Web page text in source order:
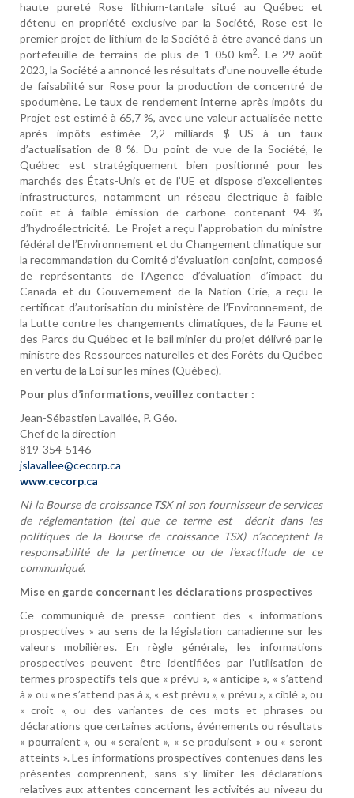
haute pureté Rose lithium-tantale situé au Québec et
détenu en propriété exclusive par la Société, Rose est le
premier projet de lithium de la Société à être avancé dans un
portefeuille de terrains de plus de 1 050 km2. Le 29 août
2023, la Société a annoncé les résultats d’une nouvelle étude
de faisabilité sur Rose pour la production de concentré de
spodumène. Le taux de rendement interne après impôts du
Projet est estimé à 65,7 %, avec une valeur actualisée nette
après impôts estimée 2,2 milliards $ US à un taux
d’actualisation de 8 %. Du point de vue de la Société, le
Québec est stratégiquement bien positionné pour les
marchés des États-Unis et de l’UE et dispose d’excellentes
infrastructures, notamment un réseau électrique à faible
coût et à faible émission de carbone contenant 94 %
d’hydroélectricité. Le Projet a reçu l’approbation du ministre
fédéral de l’Environnement et du Changement climatique sur
la recommandation du Comité d’évaluation conjoint, composé
de représentants de l’Agence d’évaluation d’impact du
Canada et du Gouvernement de la Nation Crie, a reçu le
certificat d’autorisation du ministère de l’Environnement, de
la Lutte contre les changements climatiques, de la Faune et
des Parcs du Québec et le bail minier du projet délivré par le
ministre des Ressources naturelles et des Forêts du Québec
en vertu de la Loi sur les mines (Québec).
Pour plus d’informations, veuillez contacter :
Jean-Sébastien Lavallée, P. Géo.
Chef de la direction
819-354-5146
jslavallee@cecorp.ca
www.cecorp.ca
Ni la Bourse de croissance TSX ni son fournisseur de services
de réglementation (tel que ce terme est décrit dans les
politiques de la Bourse de croissance TSX) n’acceptent la
responsabilité de la pertinence ou de l’exactitude de ce
communiqué.
Mise en garde concernant les déclarations prospectives
Ce communiqué de presse contient des « informations
prospectives » au sens de la législation canadienne sur les
valeurs mobilières. En règle générale, les informations
prospectives peuvent être identifiées par l’utilisation de
termes prospectifs tels que « prévu », « anticipe », « s’attend
à » ou « ne s’attend pas à », « est prévu », « prévu », « ciblé », ou
« croit », ou des variantes de ces mots et phrases ou
déclarations que certaines actions, événements ou résultats
« pourraient », ou « seraient », « se produisent » ou « seront
atteints ». Les informations prospectives contenues dans les
présentes comprennent, sans s’y limiter les déclarations
relatives aux attentes concernant les activités au niveau du